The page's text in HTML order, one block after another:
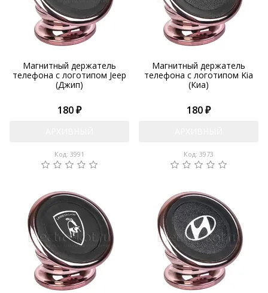
Магнитный держатель
телефона с логотипом Jeep
(Джип)
180 ₽
Код: 3991
Магнитный держатель
телефона с логотипом Kia
(Киа)
180 ₽
Код: 3973